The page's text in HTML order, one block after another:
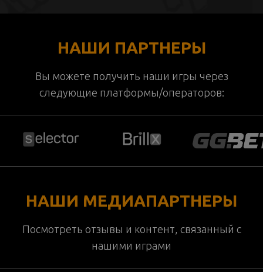
НАШИ ПАРТНЕРЫ
Вы можете получить наши игры через
следующие платформы/операторов:
НАШИ МЕДИАПАРТНЕРЫ
Посмотреть отзывы и контент, связанный с
нашими играми